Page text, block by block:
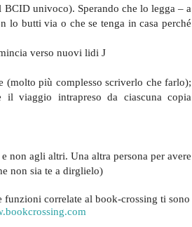
univoco). Sperando che lo legga – a
lo butti via o che se tenga in casa perché
verso nuovi lidi J
(molto più complesso scriverlo che farlo);
viaggio intrapreso da ciascuna copia
agli altri. Una altra persona per avere
non sia te a dirglielo)
correlate al book-crossing ti sono